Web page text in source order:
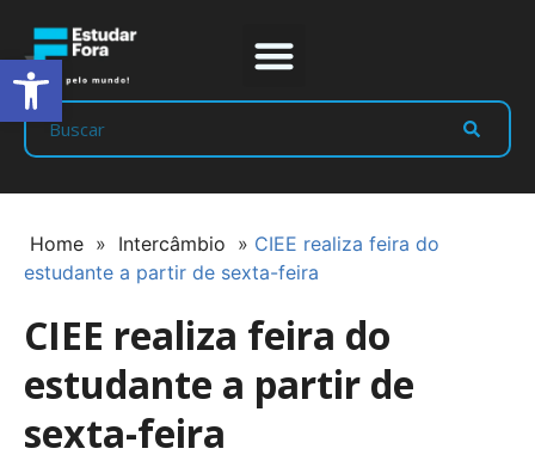
Home » Intercâmbio » CIEE realiza feira do
estudante a partir de sexta-feira
CIEE realiza feira do
estudante a partir de
sexta-feira
Abrir a barra de ferramentas